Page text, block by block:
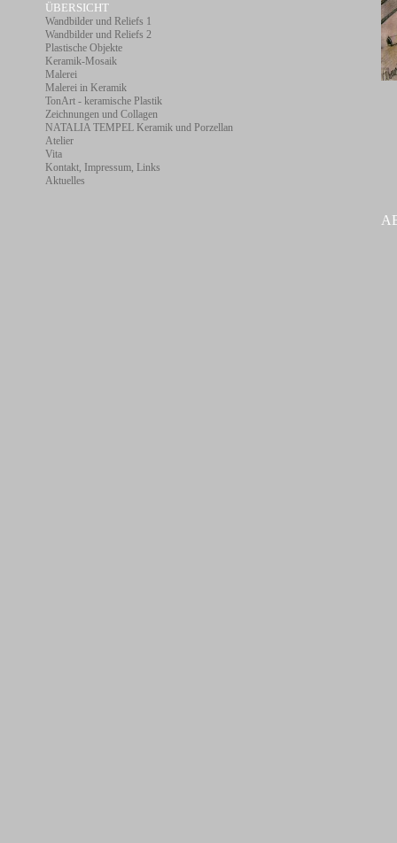
ÜBERSICHT
Wandbilder und Reliefs 1
Wandbilder und Reliefs 2
Plastische Objekte
Keramik-Mosaik
Malerei
Malerei in Keramik
TonArt - keramische Plastik
Zeichnungen und Collagen
NATALIA TEMPEL Keramik und Porzellan
Atelier
Vita
Kontakt, Impressum, Links
Aktuelles